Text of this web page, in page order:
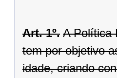
Art. 1º. A Política
tem por objetivo
idade, criando